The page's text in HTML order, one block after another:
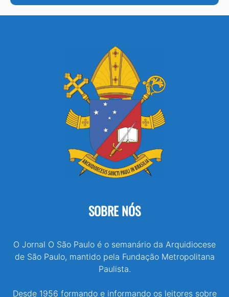
SOBRE NÓS
O Jornal O São Paulo é o semanário da Arquidiocese
de São Paulo, mantido pela Fundação Metropolitana
Paulista.
Desde 1956 formando e informando os leitores sobre